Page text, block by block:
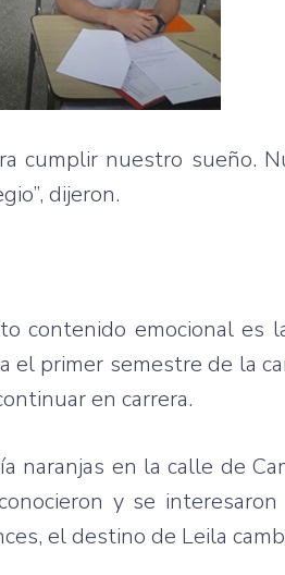
cumplir nuestro sueño.
dijeron.
contenido emocional es
el primer semestre de la
en carrera.
naranjas en la calle de
y se
el destino de Leila